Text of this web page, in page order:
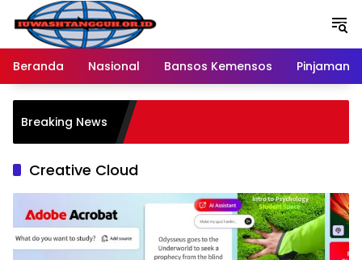
Langsung
konten
Beranda
Nasional Bansos Kemensos Pinjaman
Breaking News
Creative Cloud